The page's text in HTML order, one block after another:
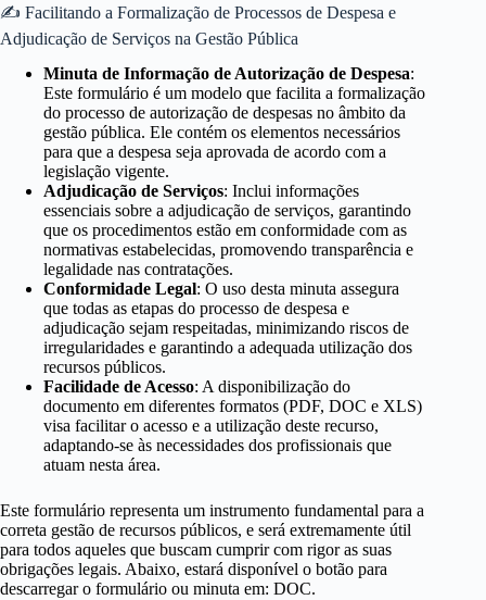
✍ Facilitando a Formalização de Processos de Despesa e
Adjudicação de Serviços na Gestão Pública
Minuta de Informação de Autorização de Despesa:
Este formulário é um modelo que facilita a formalização
do processo de autorização de despesas no âmbito da
gestão pública. Ele contém os elementos necessários
para que a despesa seja aprovada de acordo com a
legislação vigente.
Adjudicação de Serviços: Inclui informações
essenciais sobre a adjudicação de serviços, garantindo
que os procedimentos estão em conformidade com as
normativas estabelecidas, promovendo transparência e
legalidade nas contratações.
Conformidade Legal: O uso desta minuta assegura
que todas as etapas do processo de despesa e
adjudicação sejam respeitadas, minimizando riscos de
irregularidades e garantindo a adequada utilização dos
recursos públicos.
Facilidade de Acesso: A disponibilização do
documento em diferentes formatos (PDF, DOC e XLS)
visa facilitar o acesso e a utilização deste recurso,
adaptando-se às necessidades dos profissionais que
atuam nesta área.
Este formulário representa um instrumento fundamental para a
correta gestão de recursos públicos, e será extremamente útil
para todos aqueles que buscam cumprir com rigor as suas
obrigações legais. Abaixo, estará disponível o botão para
descarregar o formulário ou minuta em: DOC.